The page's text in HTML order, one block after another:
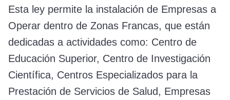
Esta ley permite la instalación de Empresas a
Operar dentro de Zonas Francas, que están
dedicadas a actividades como: Centro de
Educación Superior, Centro de Investigación
Científica, Centros Especializados para la
Prestación de Servicios de Salud, Empresas